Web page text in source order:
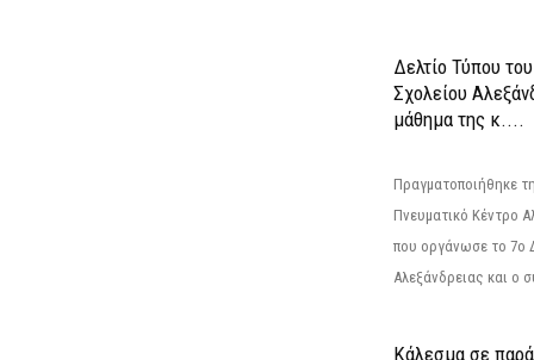
Δελτίο Τύπου
Σχολείου
μάθημα της κ....
Πραγματοποιήθηκε
Πνευματικό Κέντρο
που οργάνωσε το 7ο
Αλεξάνδρειας και ο
Κάλεσμα σε